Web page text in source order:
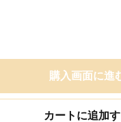
購入画面に進
カートに追加